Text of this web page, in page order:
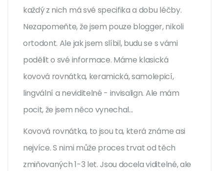
každý z nich má své specifika a dobu léčby.
Nezapomeňte, že jsem pouze blogger, nikoli
ortodont. Ale jak jsem slíbil, budu se s vámi
podělit o své informace. Máme klasická
kovová rovnátka, keramická, samolepicí,
lingvální a neviditelné - invisalign. Ale mám
pocit, že jsem něco vynechal...
Kovová rovnátka, to jsou ta, která známe asi
nejvíce. S nimi může proces trvat od těch
zmiňovaných 1-3 let. Jsou docela viditelné, ale